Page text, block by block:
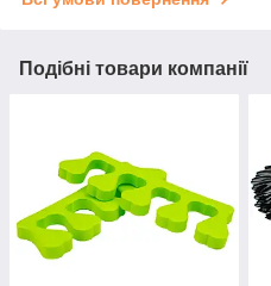
Подібні товари компанії